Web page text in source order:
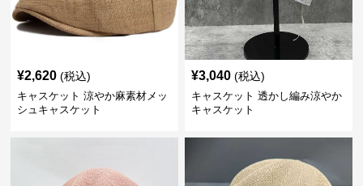
¥2,620 (税込)
キャスケット 涼やか麻素材メッ
シュキャスケット
¥3,040 (税込)
キャスケット 透かし編み涼やか
キャスケット